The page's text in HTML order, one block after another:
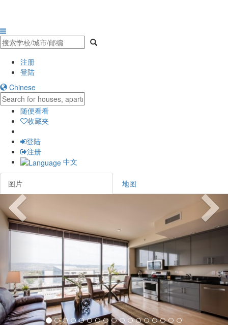
注册
登陆
Chinese
随便看看
收藏夹
登陆
注册
中文
图片 地图